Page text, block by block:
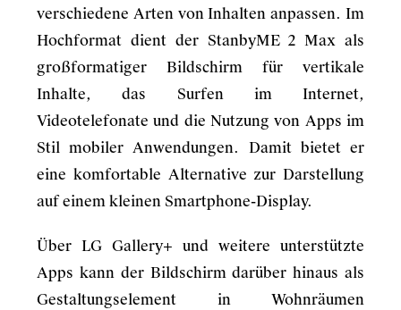
verschiedene Arten von Inhalten anpassen. Im
Hochformat dient der StanbyME 2 Max als
großformatiger Bildschirm für vertikale
Inhalte, das Surfen im Internet,
Videotelefonate und die Nutzung von Apps im
Stil mobiler Anwendungen. Damit bietet er
eine komfortable Alternative zur Darstellung
auf einem kleinen Smartphone-Display.
Über LG Gallery+ und weitere unterstützte
Apps kann der Bildschirm darüber hinaus als
Gestaltungselement in Wohnräumen